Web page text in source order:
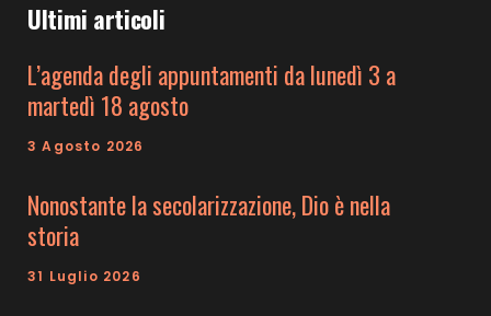
Ultimi articoli
L’agenda degli appuntamenti da lunedì 3 a
martedì 18 agosto
3 Agosto 2026
Nonostante la secolarizzazione, Dio è nella
storia
31 Luglio 2026